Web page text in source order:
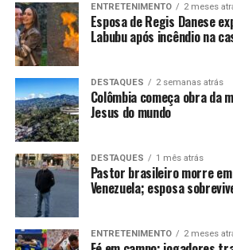
ENTRETENIMENTO 2 meses
Esposa de Regis Danese
Labubu após incêndio na
DESTAQUES 2 semanas atrás
Colômbia começa obra da
Jesus do mundo
DESTAQUES 1 mês atrás
Pastor brasileiro morre
Venezuela; esposa
ENTRETENIMENTO 2 meses